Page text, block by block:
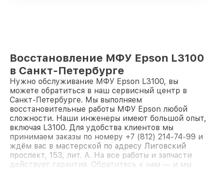
Восстановление МФУ Epson L3100
в Санкт-Петербурге
Нужно обслуживание МФУ Epson L3100, вы
можете обратиться в наш сервисный центр в
Санкт-Петербурге. Мы выполняем
восстановительные работы МФУ Epson любой
сложности. Наши инженеры имеют большой опыт,
включая L3100. Для удобства клиентов мы
принимаем заказы по номеру +7 (812) 214-74-99 и
ждём вас в мастерской по адресу Лиговский
проспект, 153, лит. А. На все работы и запчасти
действует гарантия. Обратитесь к нам — и мы